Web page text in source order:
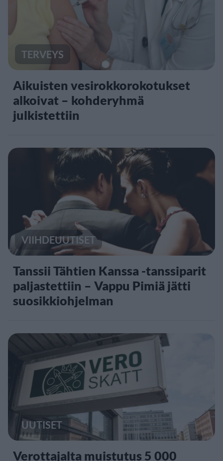
TERVEYS
Aikuisten vesirokkorokotukset
alkoivat – kohderyhmä
julkistettiin
VIIHDEUUTISET
Tanssii Tähtien Kanssa -tanssiparit
paljastettiin – Vappu Pimiä jätti
suosikkiohjelman
UUTISET
Verottajalta muistutus 5 000